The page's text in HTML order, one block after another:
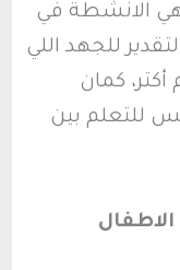
الانشطة في
للجهد اللي
أكتر، كمان
للتعلم بين